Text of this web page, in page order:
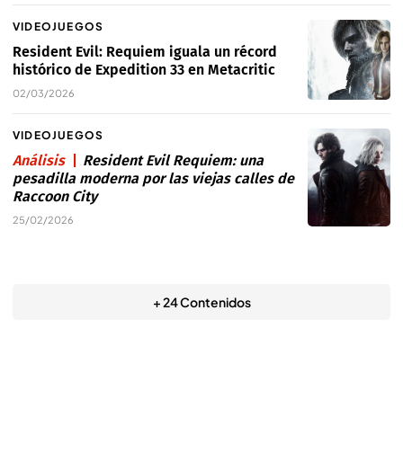
VIDEOJUEGOS
Resident Evil: Requiem iguala un récord
histórico de Expedition 33 en Metacritic
02/03/2026
VIDEOJUEGOS
Análisis
Resident Evil Requiem: una
pesadilla moderna por las viejas calles de
Raccoon City
25/02/2026
+ 24 Contenidos